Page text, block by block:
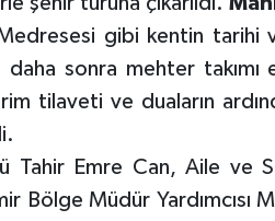
gibi kentin tarihi
daha sonra mehter takımı
tilaveti ve duaların
Tahir Emre Can, Aile ve
Bölge Müdür Yardımcısı